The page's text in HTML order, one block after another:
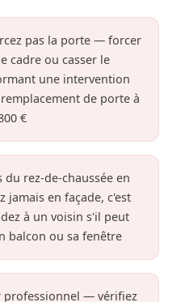
pas la porte — forcer
cadre ou casser le
une intervention
de porte à
€
rez-de-chaussée en
jamais en façade, c'est
à un voisin s'il peut
balcon ou sa fenêtre
professionnel — vérifiez